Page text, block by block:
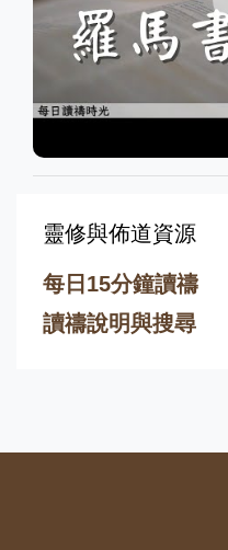
靈修與佈道資源
每日15分鐘讀禱
讀禱說明與搜尋